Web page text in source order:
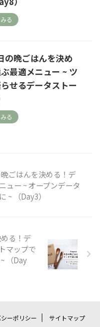
る
晩ごはんを決め
最適メニュー ~ ツ
せるデータストー
る
ごはんを決める！デ
ュー ~ オープンデータ
~ （Day3）
る！デ
マップで
（Day
ーポリシー サイトマップ